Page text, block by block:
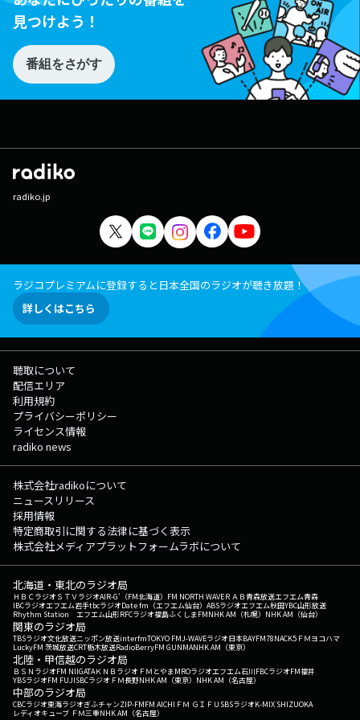
見つけよう！
番組をさがす
radiko.jp
ラジコプレミアムに登録すると日本全国のラジオが聴き放題！
詳しくはこちら
聴取について
配信エリア
利用規約
プライバシーポリシー
ライセンス情報
radiko news
株式会社radikoについて
ニュースリリース
採用情報
特定商取引に関する法律に基づく表示
株式会社メディアプラットフォームラボについて
北海道・東北のラジオ局
ＨＢＣラジオＳＴＶラジオAIR-G'（FM北海道） FM NORTH WAVEＲＡＢ青森放送エフエム青森
IBCラジオエフエム岩手tbcラジオDate fm（エフエム仙台） ABSラジオエフエム秋田YBC山形放送
Rhythm Station エフエム山形RFCラジオ福島ふくしまFMNHK AM（札幌） NHK AM（仙台）
関東のラジオ局
TBSラジオ文化放送ニッポン放送interfmTOKYO FMJ-WAVEラジオ日本BAYFM78NACK5 ＦＭヨコハマ
LuckyFM 茨城放送CRT栃木放送RadioBerryFM GUNMANHK AM（東京）
北陸・甲信越のラジオ局
ＢＳＮラジオFM NIIGATAＫＮＢラジオ ＦＭとやまMROラジオエフエム石川FBCラジオFM福井
YBSラジオFM FUJISBCラジオ ＦＭ長野NHK AM（東京） NHK AM（名古屋）
中部のラジオ局
CBCラジオ東海ラジオぎふチャンZIP-FMFM AICHI ＦＭ ＧＩＦＵ SBSラジオK-MIX SHIZUOKA
レディオキューブ ＦＭ三重NHK AM（名古屋）